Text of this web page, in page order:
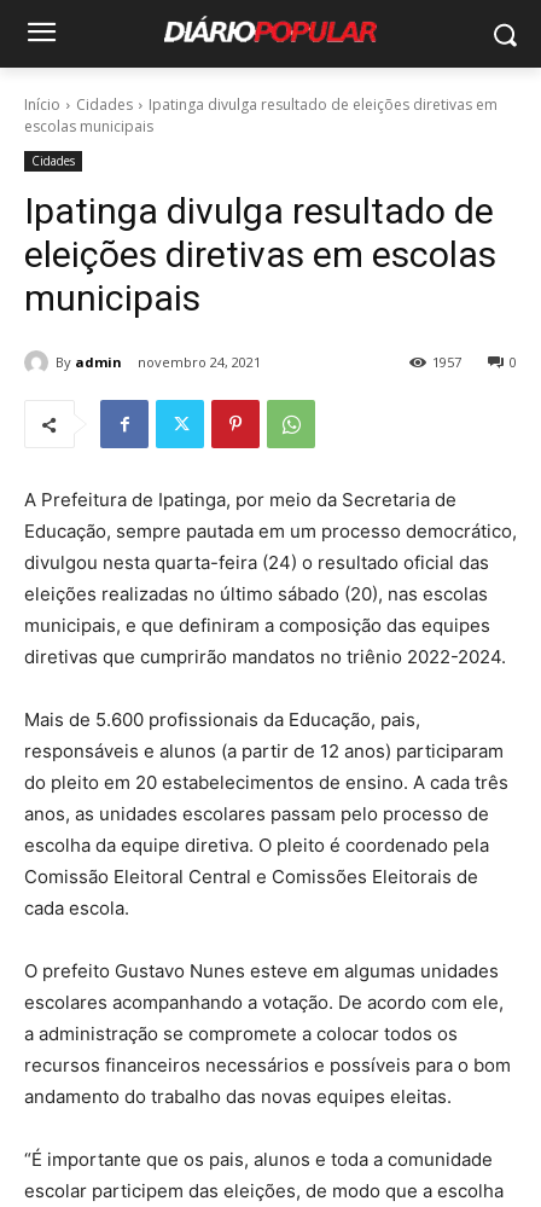
Início Cidades
Ipatinga divulga resultado de eleições diretivas em
escolas municipais
Cidades
Ipatinga divulga resultado de
eleições diretivas em escolas
municipais
By admin novembro 24, 2021 0
1957
A Prefeitura de Ipatinga, por meio da Secretaria de
Educação, sempre pautada em um processo democrático,
divulgou nesta quarta-feira (24) o resultado oficial das
eleições realizadas no último sábado (20), nas escolas
municipais, e que definiram a composição das equipes
diretivas que cumprirão mandatos no triênio 2022-2024.
Mais de 5.600 profissionais da Educação, pais,
responsáveis e alunos (a partir de 12 anos) participaram
do pleito em 20 estabelecimentos de ensino. A cada três
anos, as unidades escolares passam pelo processo de
escolha da equipe diretiva. O pleito é coordenado pela
Comissão Eleitoral Central e Comissões Eleitorais de
cada escola.
O prefeito Gustavo Nunes esteve em algumas unidades
escolares acompanhando a votação. De acordo com ele,
a administração se compromete a colocar todos os
recursos financeiros necessários e possíveis para o bom
andamento do trabalho das novas equipes eleitas.
“É importante que os pais, alunos e toda a comunidade
escolar participem das eleições, de modo que a escolha